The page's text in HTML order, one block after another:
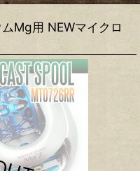
Mg用 NEWマイクロ